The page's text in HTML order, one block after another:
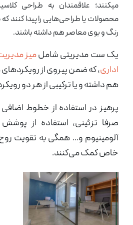
میکنند؛ علاقمندان به طراحی
محصولات یا طراحی‌هایی را پیدا کنند
رنگ و بوی معاصر هم داشته باشند.
یک ست مدیریتی شاملمیز
اداری، که ضمن پیروی از
هم داشته و یا ترکیبی از هر دو
پرهیز در استفاده از خطوط
صرفا تزئینی، استفاده از
آلومینیوم و... همگی به تقویت
خاص کمک می‌کنند.